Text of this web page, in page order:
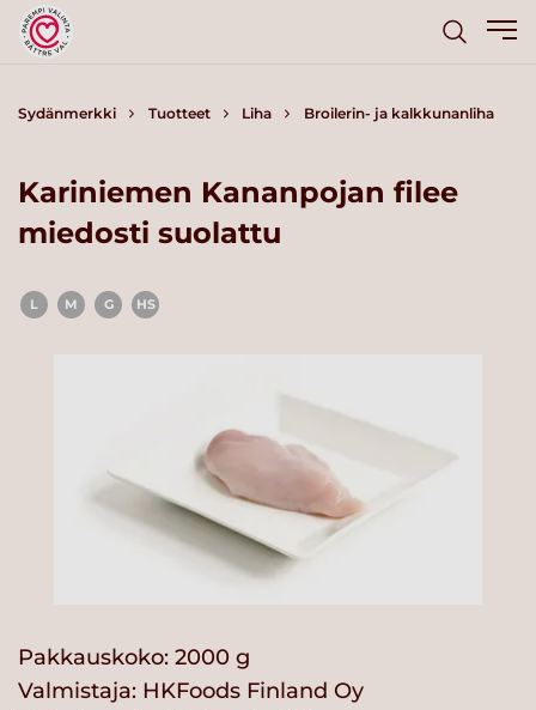
Sydänmerkki Tuotteet Liha Broilerin- ja kalkkunanliha
Kariniemen Kananpojan filee
miedosti suolattu
L M G HS
Pakkauskoko: 2000 g
Valmistaja: HKFoods Finland Oy